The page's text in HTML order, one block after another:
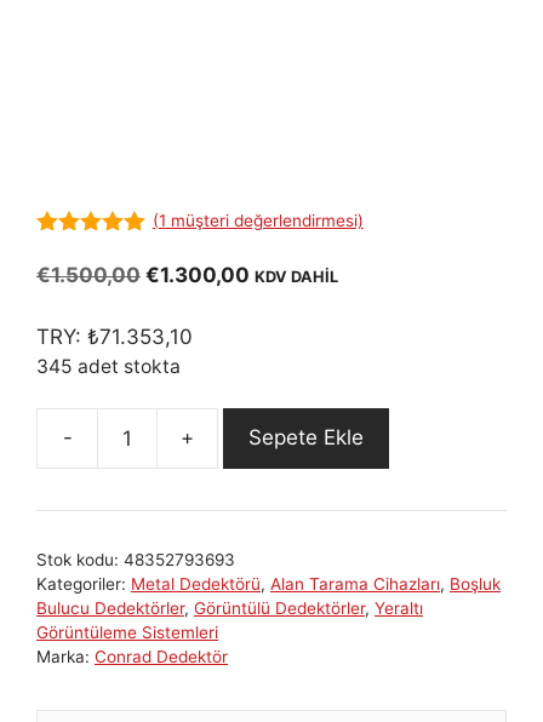
5
(1 müşteri değerlendirmesi)
€1.500,00 Orijinal
€1.500,00.
€1.300,00 Şu
KDV DAHİL
TRY: ₺71.353,10
345 adet stokta
Conrad
3:
ve
Güçlü
Yeraltı
Görüntüleme
Sepete Ekle
Stok kodu: 48352793693
Kategoriler: Metal Dedektörü, Alan Tarama Cihazları, Boşluk
Bulucu Dedektörler, Görüntülü Dedektörler, Yeraltı
Görüntüleme Sistemleri
Marka: Conrad Dedektör